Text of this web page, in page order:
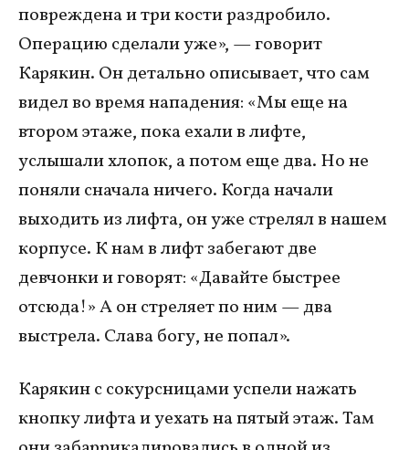
повреждена и три кости раздробило.
Операцию сделали уже», — говорит
Карякин. Он детально описывает, что сам
видел во время нападения: «Мы еще на
втором этаже, пока ехали в лифте,
услышали хлопок, а потом еще два. Но не
поняли сначала ничего. Когда начали
выходить из лифта, он уже стрелял в нашем
корпусе. К нам в лифт забегают две
девчонки и говорят: «Давайте быстрее
отсюда!» А он стреляет по ним — два
выстрела. Слава богу, не попал».
Карякин с сокурсницами успели нажать
кнопку лифта и уехать на пятый этаж. Там